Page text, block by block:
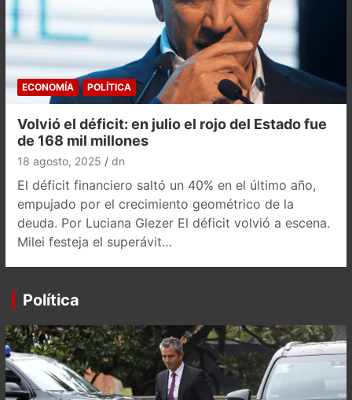
ECONOMÍA POLÍTICA
Volvió el déficit: en julio el rojo del Estado fue
de 168 mil millones
18 agosto, 2025 dn
El déficit financiero saltó un 40% en el último año,
empujado por el crecimiento geométrico de la
deuda. Por Luciana Glezer El déficit volvió a escena.
Milei festeja el superávit…
Política